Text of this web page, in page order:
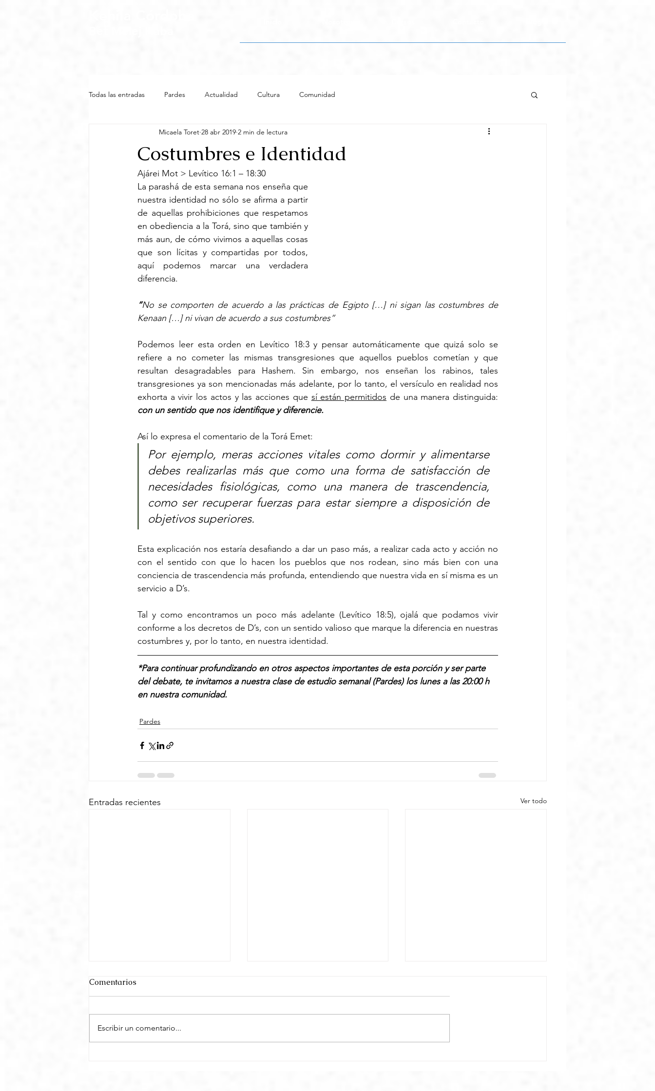
Todas las entradas Pardes Actualidad Cultura Comunidad
Costumbres e Identidad
Micaela Toret 28 abr 2019 2 min de lectura
Ajárei Mot > Levítico 16:1 – 18:30
La parashá de esta semana nos enseña que
nuestra identidad no sólo se afirma a partir
de aquellas prohibiciones que respetamos
en obediencia a la Torá, sino que también y
más aun, de cómo vivimos a aquellas cosas
que son lícitas y compartidas por todos,
aquí podemos marcar una verdadera
diferencia.
“No se comporten de acuerdo a las prácticas de Egipto […] ni sigan las costumbres de
Kenaan […] ni vivan de acuerdo a sus costumbres”
Podemos leer esta orden en Levítico 18:3 y pensar automáticamente que quizá solo se
refiere a no cometer las mismas transgresiones que aquellos pueblos cometían y que
resultan desagradables para Hashem. Sin embargo, nos enseñan los rabinos, tales
transgresiones ya son mencionadas más adelante, por lo tanto, el versículo en realidad nos
exhorta a vivir los actos y las acciones que sí están permitidos
con un sentido que nos identifique y diferencie.
Así lo expresa el comentario de la Torá Emet:
Por ejemplo, meras acciones vitales como dormir y alimentarse
debes realizarlas más que como una forma de satisfacción de
necesidades fisiológicas, como una manera de trascendencia,
como ser recuperar fuerzas para estar siempre a disposición de
objetivos superiores.
Esta explicación nos estaría desafiando a dar un paso más, a realizar cada acto y acción no
con el sentido con que lo hacen los pueblos que nos rodean, sino más bien con una
conciencia de trascendencia más profunda, entendiendo que nuestra vida en sí misma es un
servicio a D’s.
Tal y como encontramos un poco más adelante (Levítico 18:5), ojalá que podamos vivir
conforme a los decretos de D’s, con un sentido valioso que marque la diferencia en nuestras
costumbres y, por lo tanto, en nuestra identidad.
*Para continuar profundizando en otros aspectos importantes de esta porción y ser parte
del debate, te invitamos a nuestra clase de estudio semanal (Pardes) los lunes a las 20:00 h
en nuestra comunidad.
Pardes
Entradas recientes Ver todo
Comentarios
Escribir un comentario...